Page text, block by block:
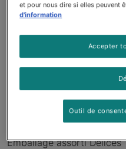
Emballage assorti Délices
et pour nous dire si elles peuvent
d'information
Accepter
Outil de